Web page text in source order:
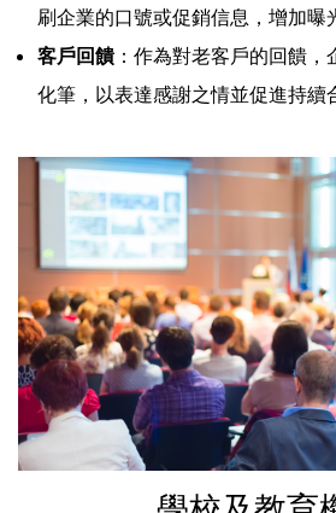
刷企業的口號或促銷信息，增加曝
客戶回饋：作為對老客戶的回饋，
化筆，以表達感謝之情並促進持續